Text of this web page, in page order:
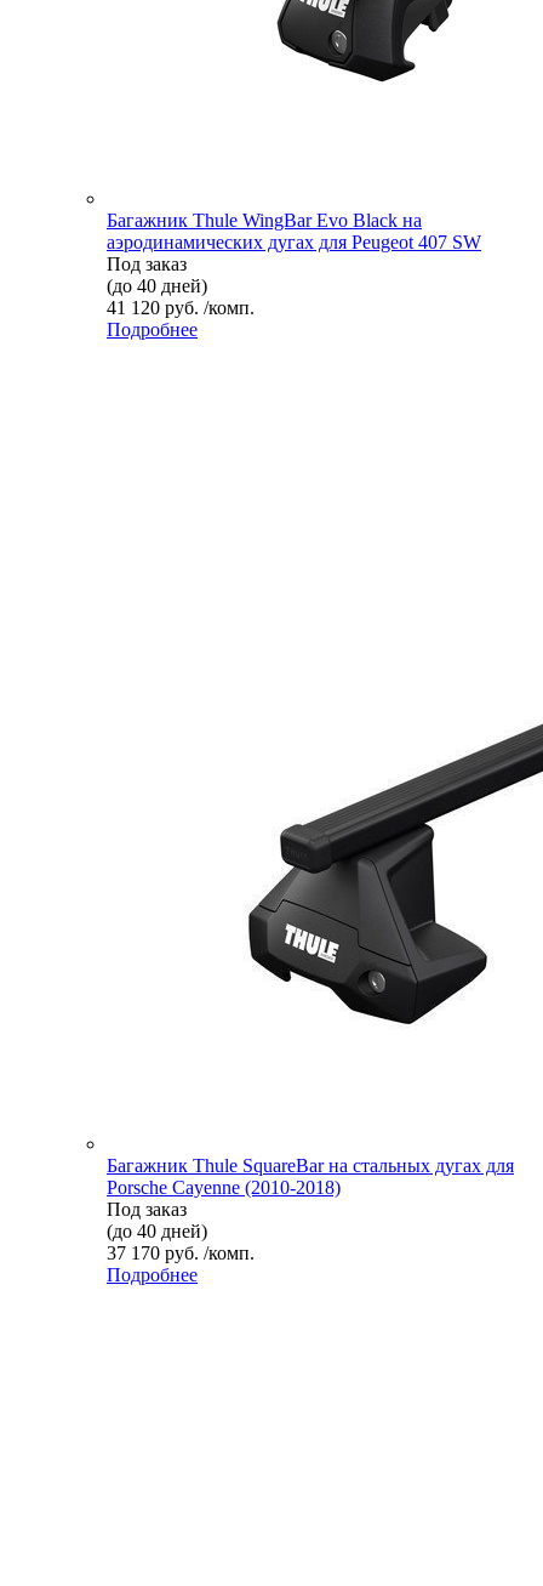
Багажник Thule WingBar Evo Black на
аэродинамических дугах для Peugeot 407 SW
Под заказ
(до 40 дней)
41 120 руб. /комп.
Подробнее
Багажник Thule SquareBar на стальных дугах для
Porsche Cayenne (2010-2018)
Под заказ
(до 40 дней)
37 170 руб. /комп.
Подробнее